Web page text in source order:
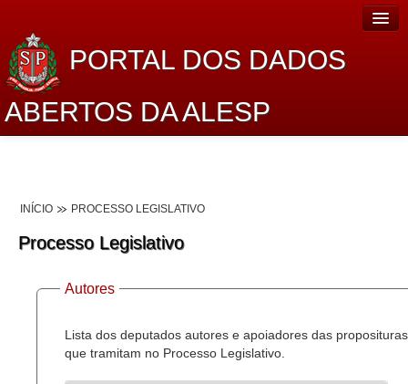
PORTAL DOS DADOS
ABERTOS DA ALESP
Lei de Acesso à Informação
Dados Governamentais Abertos
Planejamento
Catálogo de dados
INÍCIO PROCESSO LEGISLATIVO
Processo Legislativo
Autores
Lista dos deputados autores e apoiadores das proposituras
que tramitam no Processo Legislativo.